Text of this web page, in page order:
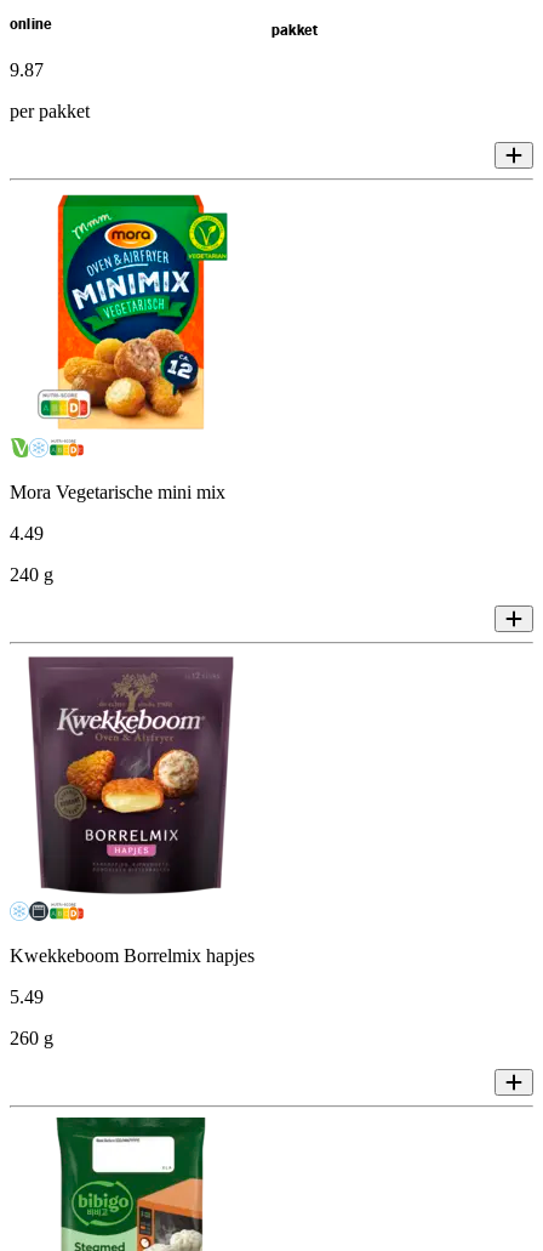
online pakket
9.87
per pakket
Mora Vegetarische mini mix
4.49
240 g
Kwekkeboom Borrelmix hapjes
5.49
260 g